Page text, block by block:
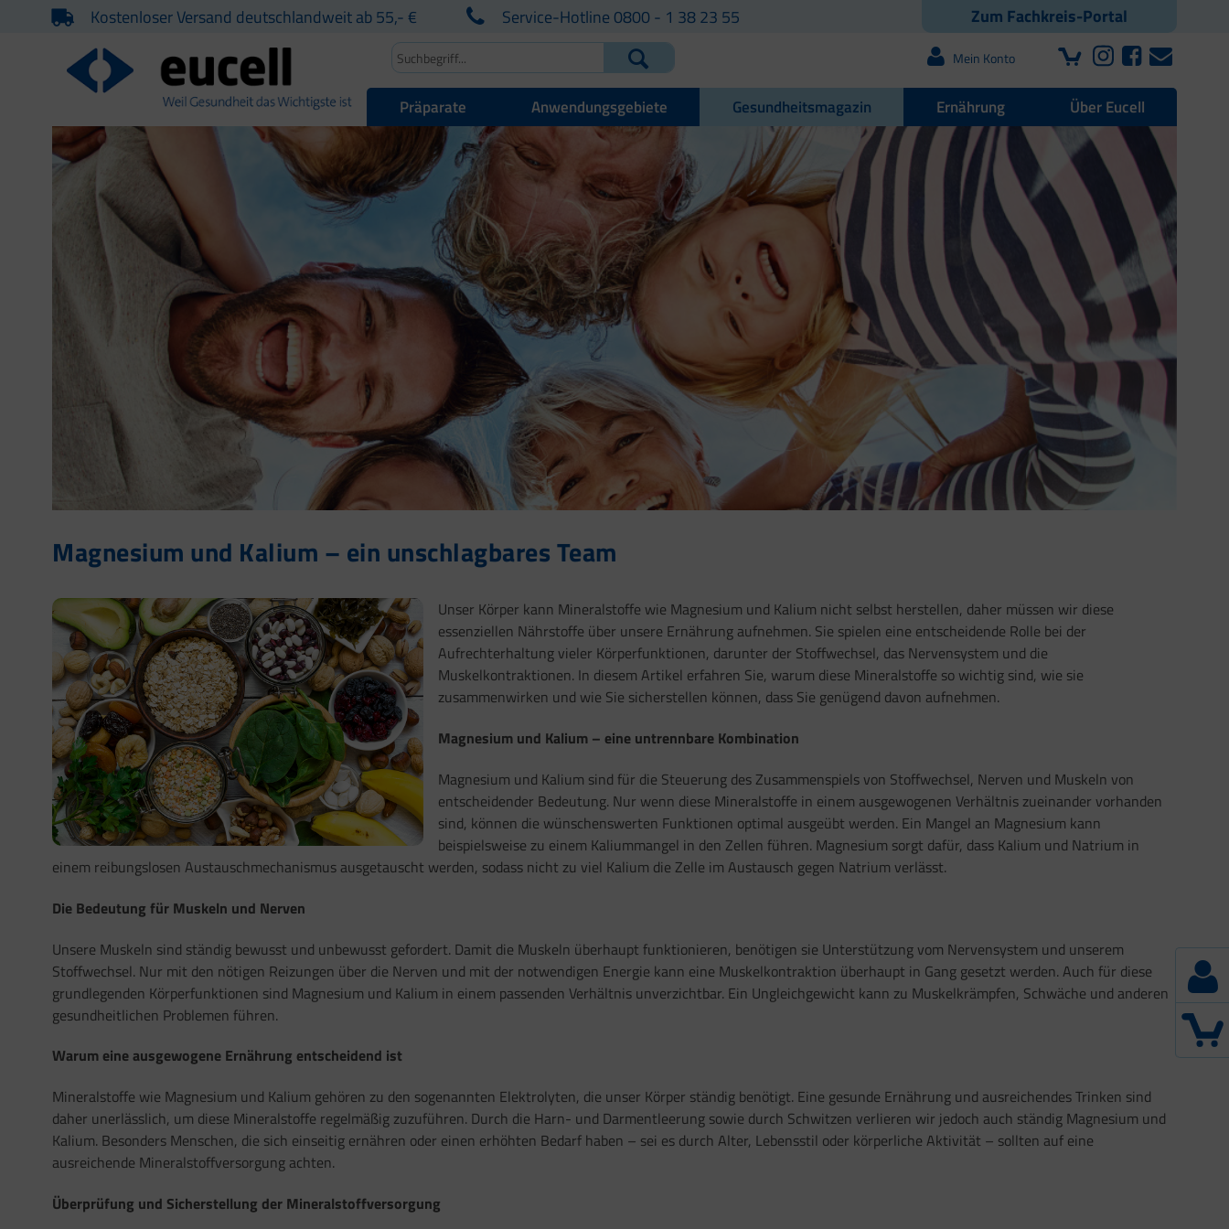
Zum Fachkreis-Portal
Kostenloser Versand deutschlandweit ab 55,- € Service-Hotline 0800 - 1 38 23 55
Mein Konto
Präparate Anwendungsgebiete Gesundheitsmagazin Ernährung Über Eucell
Magnesium und Kalium – ein unschlagbares Team
Unser Körper kann Mineralstoffe wie Magnesium und Kalium nicht selbst herstellen, daher müssen wir diese
essenziellen Nährstoffe über unsere Ernährung aufnehmen. Sie spielen eine entscheidende Rolle bei der
Aufrechterhaltung vieler Körperfunktionen, darunter der Stoffwechsel, das Nervensystem und die
Muskelkontraktionen. In diesem Artikel erfahren Sie, warum diese Mineralstoffe so wichtig sind, wie sie
zusammenwirken und wie Sie sicherstellen können, dass Sie genügend davon aufnehmen.
Magnesium und Kalium – eine untrennbare Kombination
Magnesium und Kalium sind für die Steuerung des Zusammenspiels von Stoffwechsel, Nerven und Muskeln von
entscheidender Bedeutung. Nur wenn diese Mineralstoffe in einem ausgewogenen Verhältnis zueinander vorhanden
sind, können die wünschenswerten Funktionen optimal ausgeübt werden. Ein Mangel an Magnesium kann
beispielsweise zu einem Kaliummangel in den Zellen führen. Magnesium sorgt dafür, dass Kalium und Natrium in
einem reibungslosen Austauschmechanismus ausgetauscht werden, sodass nicht zu viel Kalium die Zelle im Austausch gegen Natrium verlässt.
Die Bedeutung für Muskeln und Nerven
Unsere Muskeln sind ständig bewusst und unbewusst gefordert. Damit die Muskeln überhaupt funktionieren, benötigen sie Unterstützung vom Nervensystem und unserem
Stoffwechsel. Nur mit den nötigen Reizungen über die Nerven und mit der notwendigen Energie kann eine Muskelkontraktion überhaupt in Gang gesetzt werden. Auch für diese
grundlegenden Körperfunktionen sind Magnesium und Kalium in einem passenden Verhältnis unverzichtbar. Ein Ungleichgewicht kann zu Muskelkrämpfen, Schwäche und anderen
gesundheitlichen Problemen führen.
Warum eine ausgewogene Ernährung entscheidend ist
Mineralstoffe wie Magnesium und Kalium gehören zu den sogenannten Elektrolyten, die unser Körper ständig benötigt. Eine gesunde Ernährung und ausreichendes Trinken sind
daher unerlässlich, um diese Mineralstoffe regelmäßig zuzuführen. Durch die Harn- und Darmentleerung sowie durch Schwitzen verlieren wir jedoch auch ständig Magnesium und
Kalium. Besonders Menschen, die sich einseitig ernähren oder einen erhöhten Bedarf haben – sei es durch Alter, Lebensstil oder körperliche Aktivität – sollten auf eine
ausreichende Mineralstoffversorgung achten.
Überprüfung und Sicherstellung der Mineralstoffversorgung